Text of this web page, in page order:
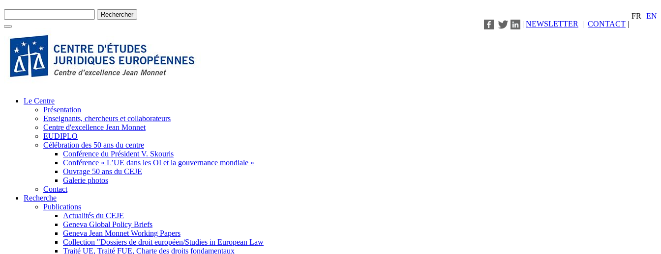
FR
EN
| NEWSLETTER | CONTACT |
Le Centre
Présentation
Enseignants, chercheurs et collaborateurs
Centre d'excellence Jean Monnet
EUDIPLO
Célébration des 50 ans du centre
Conférence du Président V. Skouris
Conférence « L’UE dans les OI et la gouvernance mondiale »
Ouvrage 50 ans du CEJE
Galerie photos
Contact
Recherche
Publications
Actualités du CEJE
Geneva Global Policy Briefs
Geneva Jean Monnet Working Papers
Collection "Dossiers de droit européen/Studies in European Law
Traité UE, Traité FUE, Charte des droits fondamentaux